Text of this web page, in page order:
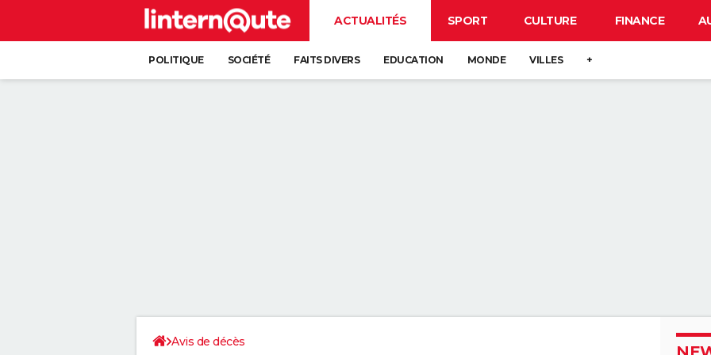
ACTUALITÉS SPORT CULTURE FINANCE
POLITIQUE SOCIÉTÉ FAITS DIVERS EDUCATION MONDE VILLES +
Avis de décès